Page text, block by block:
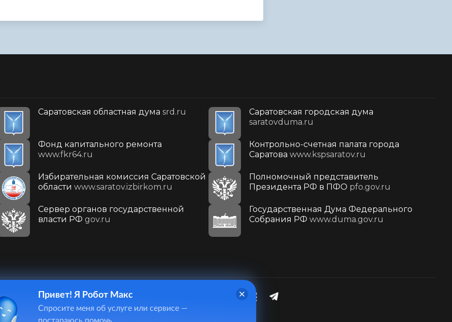
Саратовская областная дума srd.ru
Саратовская городская дума
saratovduma.ru
Фонд капитального ремонта
www.fkr64.ru
Контрольно-счетная палата города
Саратова www.kspsaratov.ru
Избирательная комиссия Саратовской
области www.saratov.izbirkom.ru
Полномочный представитель
Президента РФ в ПФО pfo.gov.ru
Сервер органов государственной
власти РФ gov.ru
Государственная Дума Федерального
Собрания РФ www.duma.gov.ru
410031, г. Саратов, ул. Первомайская, д. 78
+7(8452)26-02-49
Привет! Я Робот Макс
Спросите меня об услуге или сервисе —